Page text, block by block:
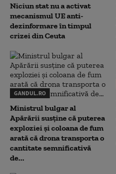
Niciun stat nu a activat
mecanismul UE anti-
dezinformare în timpul
crizei din Ceuta
GANDUL.RO
Ministrul bulgar al
Apărării susține că puterea
exploziei și coloana de fum
arată că drona transporta o
cantitate semnificativă
de...